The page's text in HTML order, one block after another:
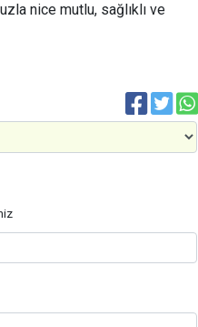
nice mutlu, sağlıklı ve